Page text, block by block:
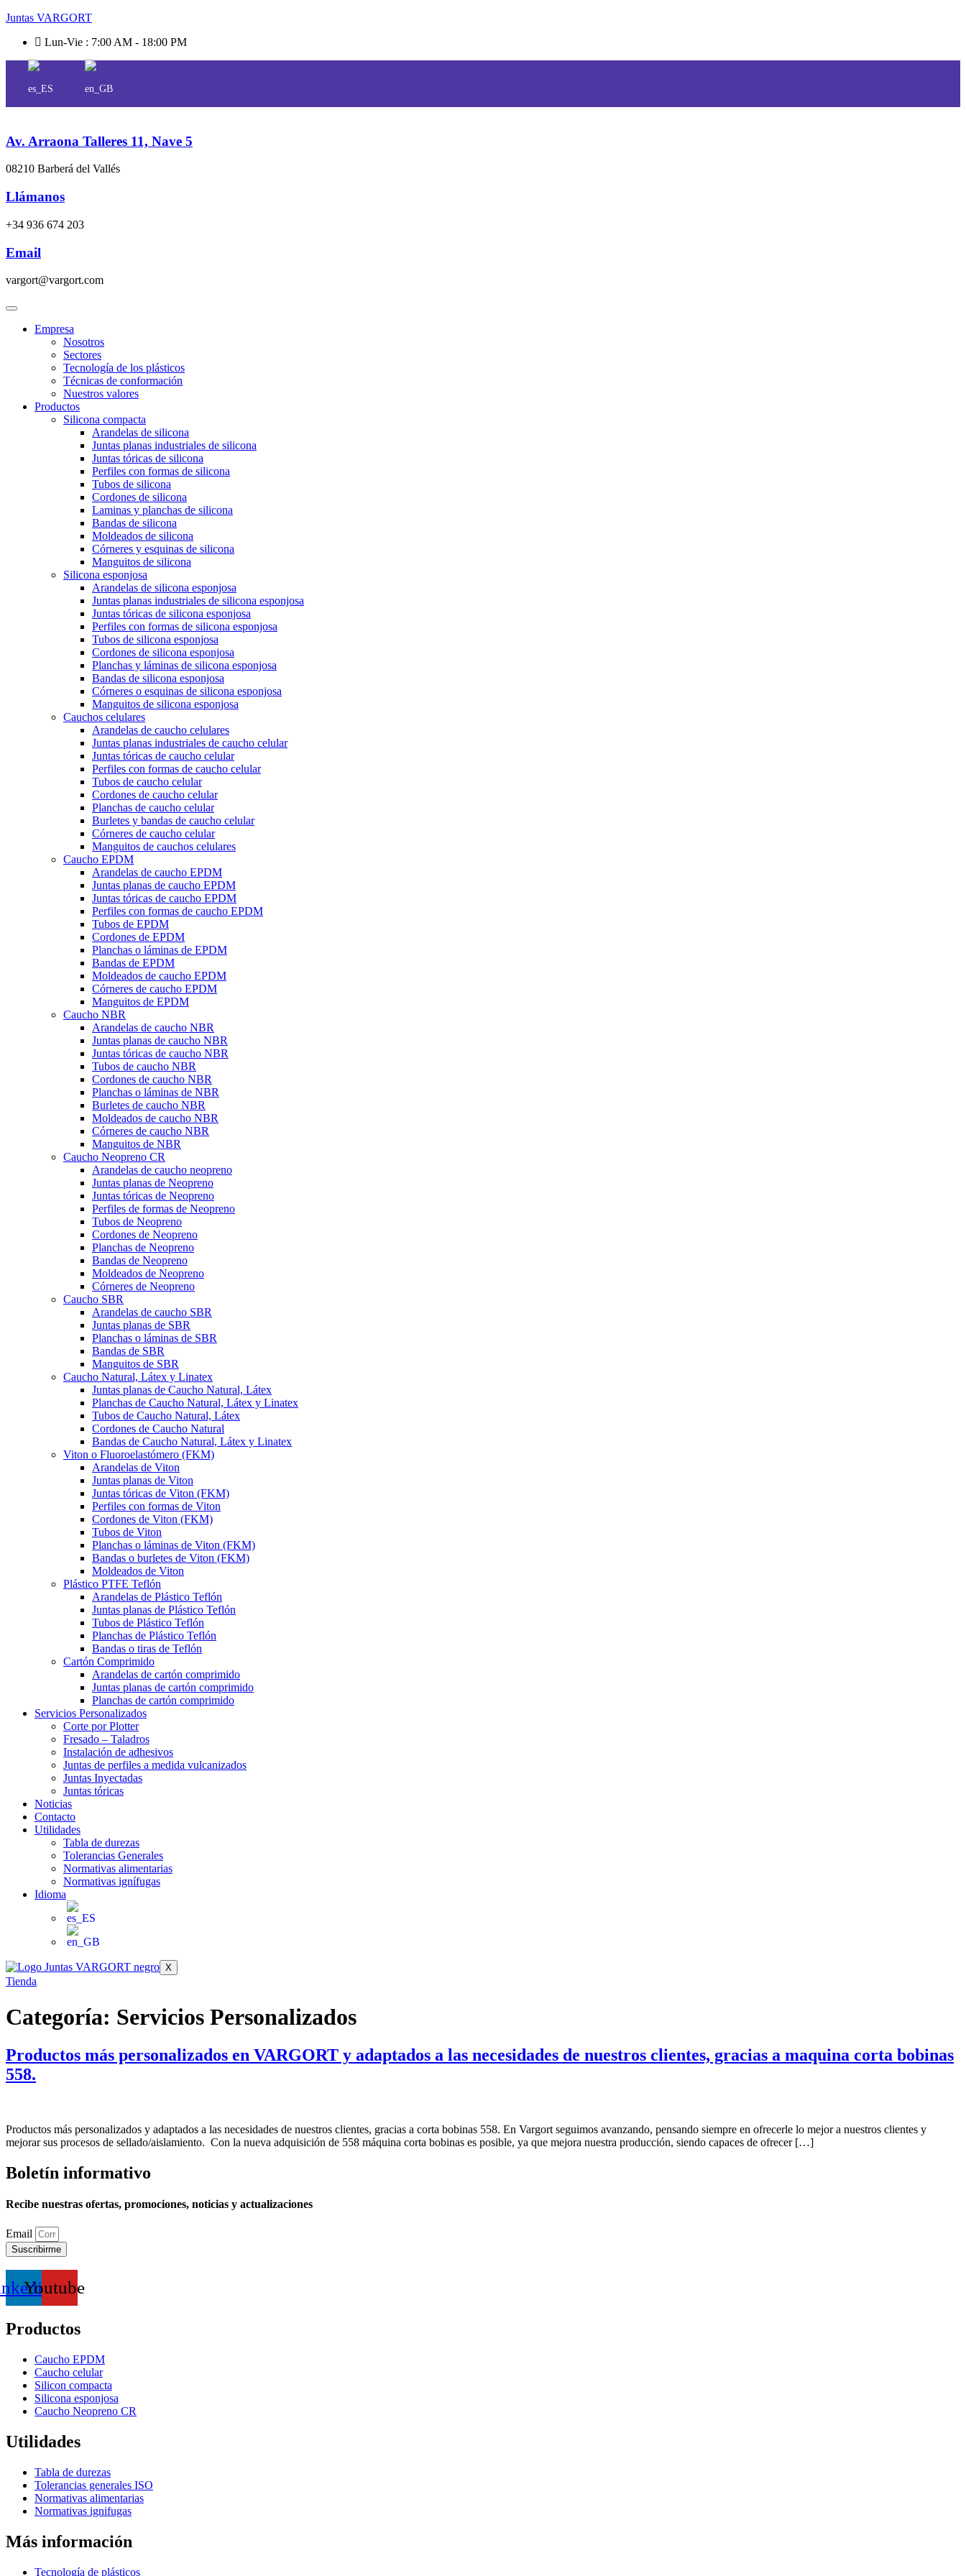
Juntas VARGORT
Lun-Vie : 7:00 AM - 18:00 PM
Av. Arraona Talleres 11, Nave 5
08210 Barberá del Vallés
Llámanos
+34 936 674 203
Email
vargort@vargort.com
Empresa
Nosotros
Sectores
Tecnología de los plásticos
Técnicas de conformación
Nuestros valores
Productos
Silicona compacta
Arandelas de silicona
Juntas planas industriales de silicona
Juntas tóricas de silicona
Perfiles con formas de silicona
Tubos de silicona
Cordones de silicona
Laminas y planchas de silicona
Bandas de silicona
Moldeados de silicona
Córneres y esquinas de silicona
Manguitos de silicona
Silicona esponjosa
Arandelas de silicona esponjosa
Juntas planas industriales de silicona esponjosa
Juntas tóricas de silicona esponjosa
Perfiles con formas de silicona esponjosa
Tubos de silicona esponjosa
Cordones de silicona esponjosa
Planchas y láminas de silicona esponjosa
Bandas de silicona esponjosa
Córneres o esquinas de silicona esponjosa
Manguitos de silicona esponjosa
Cauchos celulares
Arandelas de caucho celulares
Juntas planas industriales de caucho celular
Juntas tóricas de caucho celular
Perfiles con formas de caucho celular
Tubos de caucho celular
Cordones de caucho celular
Planchas de caucho celular
Burletes y bandas de caucho celular
Córneres de caucho celular
Manguitos de cauchos celulares
Caucho EPDM
Arandelas de caucho EPDM
Juntas planas de caucho EPDM
Juntas tóricas de caucho EPDM
Perfiles con formas de caucho EPDM
Tubos de EPDM
Cordones de EPDM
Planchas o láminas de EPDM
Bandas de EPDM
Moldeados de caucho EPDM
Córneres de caucho EPDM
Manguitos de EPDM
Caucho NBR
Arandelas de caucho NBR
Juntas planas de caucho NBR
Juntas tóricas de caucho NBR
Tubos de caucho NBR
Cordones de caucho NBR
Planchas o láminas de NBR
Burletes de caucho NBR
Moldeados de caucho NBR
Córneres de caucho NBR
Manguitos de NBR
Caucho Neopreno CR
Arandelas de caucho neopreno
Juntas planas de Neopreno
Juntas tóricas de Neopreno
Perfiles de formas de Neopreno
Tubos de Neopreno
Cordones de Neopreno
Planchas de Neopreno
Bandas de Neopreno
Moldeados de Neopreno
Córneres de Neopreno
Caucho SBR
Arandelas de caucho SBR
Juntas planas de SBR
Planchas o láminas de SBR
Bandas de SBR
Manguitos de SBR
Caucho Natural, Látex y Linatex
Juntas planas de Caucho Natural, Látex
Planchas de Caucho Natural, Látex y Linatex
Tubos de Caucho Natural, Látex
Cordones de Caucho Natural
Bandas de Caucho Natural, Látex y Linatex
Viton o Fluoroelastómero (FKM)
Arandelas de Viton
Juntas planas de Viton
Juntas tóricas de Viton (FKM)
Perfiles con formas de Viton
Cordones de Viton (FKM)
Tubos de Viton
Planchas o láminas de Viton (FKM)
Bandas o burletes de Viton (FKM)
Moldeados de Viton
Plástico PTFE Teflón
Arandelas de Plástico Teflón
Juntas planas de Plástico Teflón
Tubos de Plástico Teflón
Planchas de Plástico Teflón
Bandas o tiras de Teflón
Cartón Comprimido
Arandelas de cartón comprimido
Juntas planas de cartón comprimido
Planchas de cartón comprimido
Servicios Personalizados
Corte por Plotter
Fresado – Taladros
Instalación de adhesivos
Juntas de perfiles a medida vulcanizados
Juntas Inyectadas
Juntas tóricas
Noticias
Contacto
Utilidades
Tabla de durezas
Tolerancias Generales
Normativas alimentarias
Normativas ignífugas
Idioma
X
Tienda
Categoría: Servicios Personalizados
Productos más personalizados en VARGORT y adaptados a las necesidades de nuestros clientes, gracias a maquina corta bobinas
558.
Productos más personalizados y adaptados a las necesidades de nuestros clientes, gracias a corta bobinas 558. En Vargort seguimos avanzando, pensando siempre en ofrecerle lo mejor a nuestros clientes y
mejorar sus procesos de sellado/aislamiento. Con la nueva adquisición de 558 máquina corta bobinas es posible, ya que mejora nuestra producción, siendo capaces de ofrecer […]
Boletín informativo
Recibe nuestras ofertas, promociones, noticias y actualizaciones
Email
Suscribirme
Youtube
Productos
Caucho EPDM
Caucho celular
Silicon compacta
Silicona esponjosa
Caucho Neopreno CR
Utilidades
Tabla de durezas
Tolerancias generales ISO
Normativas alimentarias
Normativas ignifugas
Más información
Tecnología de plásticos